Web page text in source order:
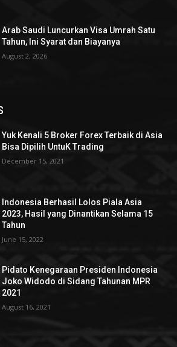
Arab Saudi Luncurkan Visa Umrah Satu
Tahun, Ini Syarat dan Biayanya
August 2, 2026
Yuk Kenali 5 Broker Forex Terbaik di Asia
Bisa Dipilih UntuK Trading
December 15, 2021
Indonesia Berhasil Lolos Piala Asia
2023, Hasil yang Dinantikan Selama 15
Tahun
June 15, 2022
Pidato Kenegaraan Presiden Indonesia
Joko Widodo di Sidang Tahunan MPR
2021
August 16, 2021